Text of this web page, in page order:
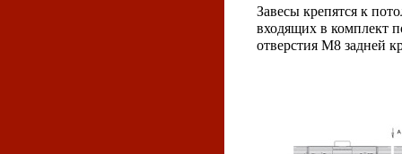
Завесы крепятся к
входящих в комплект
отверстия М8 задней